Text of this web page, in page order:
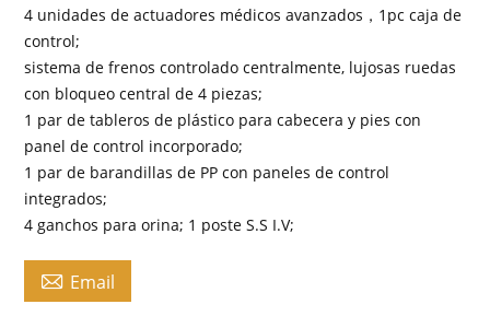
4 unidades de actuadores médicos avanzados，1pc caja de
control;
sistema de frenos controlado centralmente, lujosas ruedas
con bloqueo central de 4 piezas;
1 par de tableros de plástico para cabecera y pies con
panel de control incorporado;
1 par de barandillas de PP con paneles de control
integrados;
4 ganchos para orina; 1 poste S.S I.V;
 Email